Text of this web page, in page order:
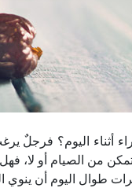
أثناء اليوم؟ فرجلٌ
من الصيام أو لا،
طوال اليوم أن ينوي